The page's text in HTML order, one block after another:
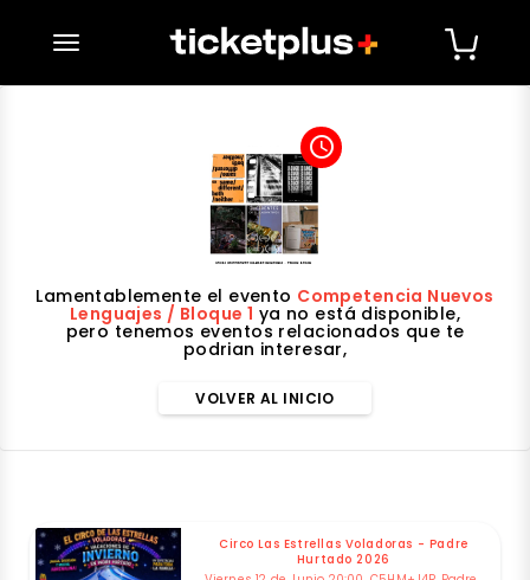
desplegar navegación
access_time
Lamentablemente el evento Competencia Nuevos
Lenguajes / Bloque 1 ya no está disponible,
pero tenemos eventos relacionados que te
podrian interesar,
VOLVER AL INICIO
Circo Las Estrellas Voladoras - Padre
Hurtado 2026